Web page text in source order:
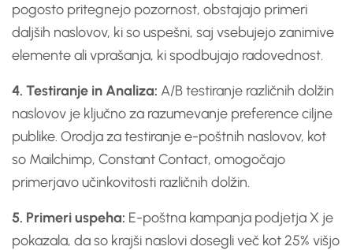
pogosto pritegnejo pozornost, obstajajo primeri
daljših naslovov, ki so uspešni, saj vsebujejo zanimive
elemente ali vprašanja, ki spodbujajo radovednost.
4. Testiranje in Analiza: A/B testiranje različnih dolžin
naslovov je ključno za razumevanje preference ciljne
publike. Orodja za testiranje e-poštnih naslovov, kot
so Mailchimp, Constant Contact, omogočajo
primerjavo učinkovitosti različnih dolžin.
5. Primeri uspeha: E-poštna kampanja podjetja X je
pokazala, da so krajši naslovi dosegli več kot 25% višjo